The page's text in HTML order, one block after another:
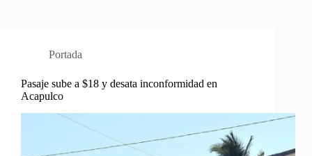
Portada
Pasaje sube a $18 y desata inconformidad en
Acapulco